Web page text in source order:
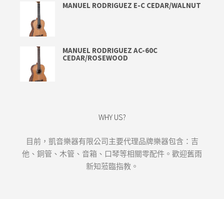
MANUEL RODRIGUEZ E-C CEDAR/WALNUT
MANUEL RODRIGUEZ AC-60C
CEDAR/ROSEWOOD
WHY US?
目前，凱音樂器有限公司主要代理品牌樂器包含：吉
他、銅管、木管、音箱、口琴等相關零配件。歡迎舊雨
新知蒞臨指教。